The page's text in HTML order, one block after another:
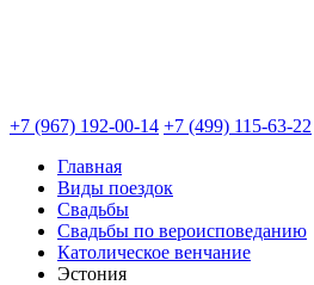
+7 (967) 192-00-14 +7 (499) 115-63-22
Главная
Виды поездок
Свадьбы
Свадьбы по вероисповеданию
Католическое венчание
Эстония